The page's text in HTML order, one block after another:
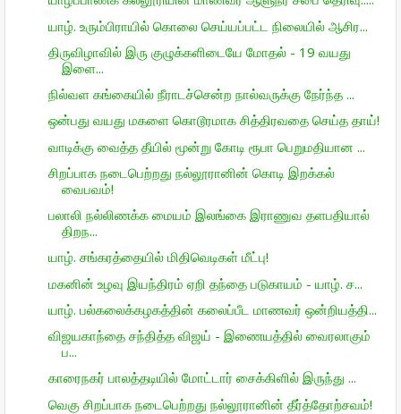
யாழ். உரும்பிராயில் கொலை செய்யப்பட்ட நிலையில் ஆசிர...
திருவிழாவில் இரு குழுக்களிடையே மோதல் - 19 வயது
இளை...
நில்வள கங்கையில் நீராடச்சென்ற நால்வருக்கு நேர்ந்த ...
ஒன்பது வயது மகளை கொடூரமாக சித்திரவதை செய்த தாய்!
வாடிக்கு வைத்த தீயில் மூன்று கோடி ரூபா பெறுமதியான ...
சிறப்பாக நடைபெற்றது நல்லூரானின் கொடி இறக்கல்
வைபவம்!
பலாலி நல்லிணக்க மையம் இலங்கை இராணுவ தளபதியால்
திறந...
யாழ். சங்கரத்தையில் மிதிவெடிகள் மீட்பு!
மகனின் உழவு இயந்திரம் ஏறி தந்தை படுகாயம் - யாழ். ச...
யாழ். பல்கலைக்கழகத்தின் கலைப்பீட மாணவர் ஒன்றியத்தி...
விஜயகாந்தை சந்தித்த விஜய் - இணையத்தில் வைரலாகும்
ப...
காரைநகர் பாலத்தடியில் மோட்டார் சைக்கிளில் இருந்து ...
வெகு சிறப்பாக நடைபெற்றது நல்லூரானின் தீர்த்தோற்சவம்!